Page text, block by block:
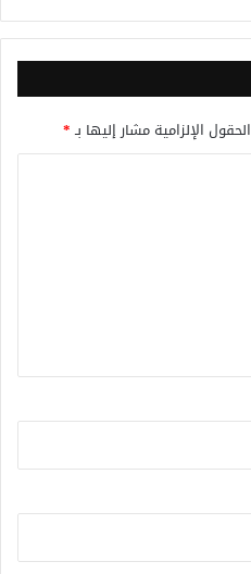
الحقول الإلزامية مشار إليها بـ*